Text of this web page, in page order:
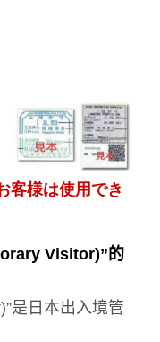
客様は使用でき
Visitor)”的
是日本出入境管